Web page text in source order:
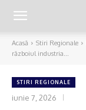
Acasă Stiri Regionale
războiul industria...
STIRI REGIONALE
iunie 7, 2026